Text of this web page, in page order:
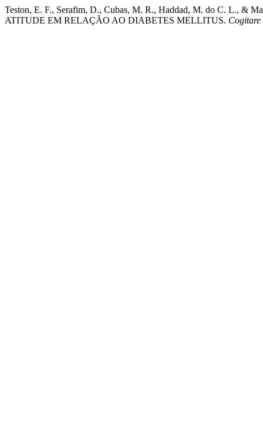
Teston, E. F., Serafim, D., Cubas, M. R., Haddad, M. do C. L., &
ATITUDE EM RELAÇÃO AO DIABETES MELLITUS. Cogitare